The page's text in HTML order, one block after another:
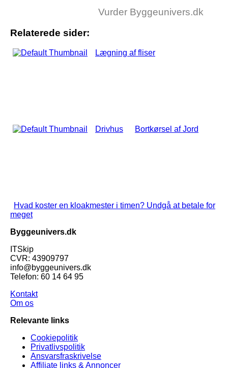
Vurder Byggeunivers.dk
Relaterede sider:
Lægning af fliser
Drivhus Bortkørsel af Jord
Hvad koster en kloakmester i timen? Undgå at betale for
meget
Byggeunivers.dk
ITSkip
CVR: 43909797
info@byggeunivers.dk
Telefon: 60 14 64 95
Kontakt
Om os
Relevante links
Cookiepolitik
Privatlivspolitik
Ansvarsfraskrivelse
Affiliate links & Annoncer